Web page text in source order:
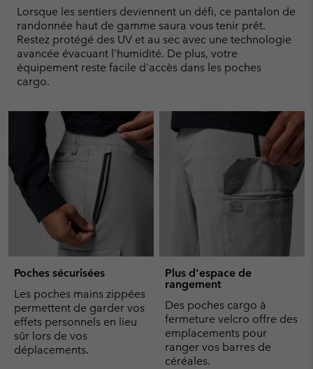
Lorsque les sentiers deviennent un défi, ce pantalon de
randonnée haut de gamme saura vous tenir prêt.
Restez protégé des UV et au sec avec une technologie
avancée évacuant l'humidité. De plus, votre
équipement reste facile d'accès dans les poches
cargo.
Poches sécurisées
Les poches mains zippées
permettent de garder vos
effets personnels en lieu
sûr lors de vos
déplacements.
Plus d'espace de
rangement
Des poches cargo à
fermeture velcro offre des
emplacements pour
ranger vos barres de
céréales.